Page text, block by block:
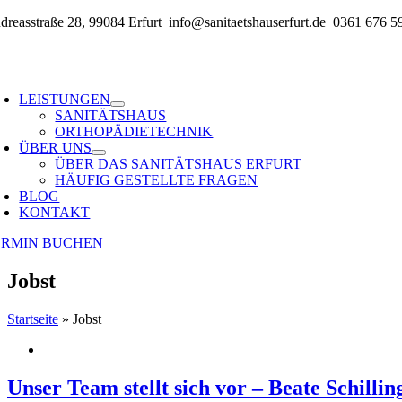
Zum
28, 99084 Erfurtinfo@sanitaetshauserfurt.de0361 676
LEISTUNGEN
SANITÄTSHAUS
ORTHOPÄDIETECHNIK
ÜBER UNS
ÜBER DAS SANITÄTSHAUS ERFURT
HÄUFIG GESTELLTE FRAGEN
BLOG
KONTAKT
BUCHEN
Jobst
Startseite » Jobst
Unser Team stellt sich vor – Beate